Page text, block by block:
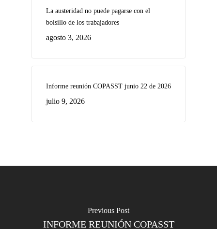
La austeridad no puede pagarse con el
bolsillo de los trabajadores
agosto 3, 2026
Informe reunión COPASST junio 22 de 2026
julio 9, 2026
Previous Post
INFORME REUNIÓN COPASST